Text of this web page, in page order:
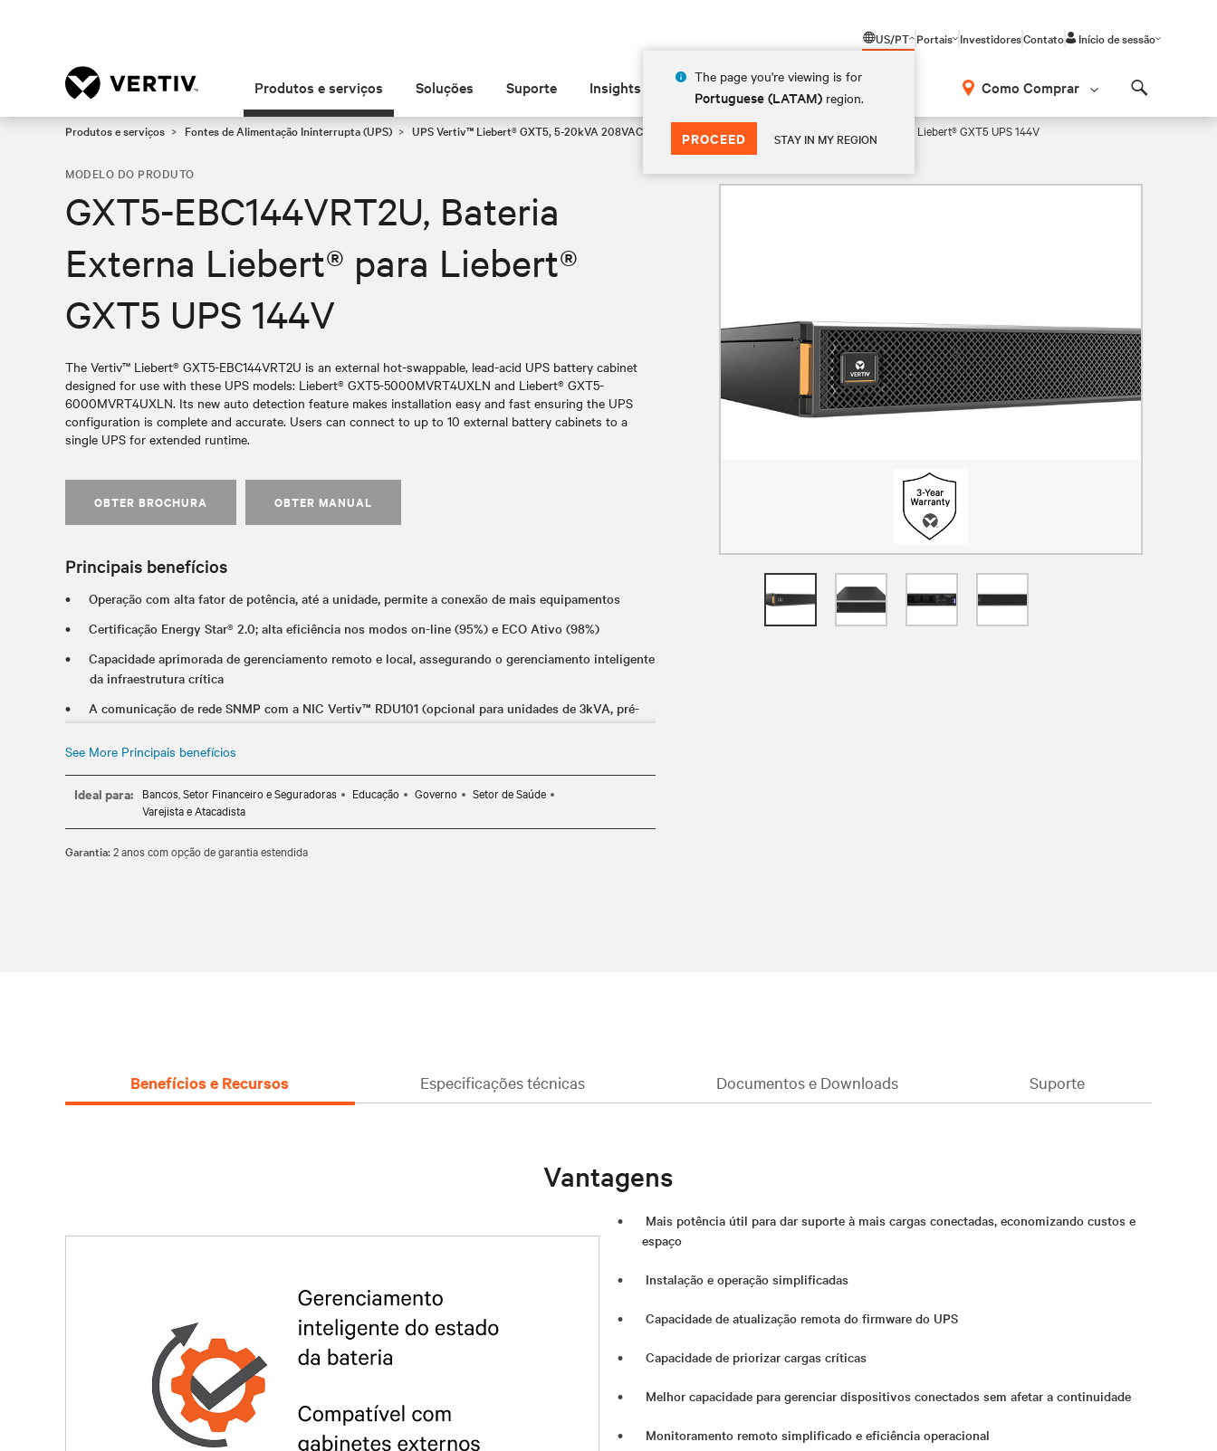
US/PT
The page you're viewing is for
Portuguese (LATAM) region.
PROCEED STAY IN MY REGION
Portais InvestidoresContato Início de sessão
Produtos e serviços Soluções Suporte Insights Sobre Como Comprar
Produtos e serviços Fontes de Alimentação Ininterrupta (UPS) UPS Vertiv™ Liebert® GXT5, 5-20kVA 208VAC GXT5-EBC144VRT2U, Bateria Externa Liebert® para Liebert® GXT5 UPS 144V
MODELO DO PRODUTO
GXT5-EBC144VRT2U, Bateria
Externa Liebert® para Liebert®
GXT5 UPS 144V
The Vertiv™ Liebert® GXT5-EBC144VRT2U is an external hot-swappable, lead-acid UPS battery cabinet
designed for use with these UPS models: Liebert® GXT5-5000MVRT4UXLN and Liebert® GXT5-
6000MVRT4UXLN. Its new auto detection feature makes installation easy and fast ensuring the UPS
configuration is complete and accurate. Users can connect to up to 10 external battery cabinets to a
single UPS for extended runtime.
OBTER BROCHURA OBTER MANUAL
Principais benefícios
Operação com alta fator de potência, até a unidade, permite a conexão de mais equipamentos
Certificação Energy Star® 2.0; alta eficiência nos modos on-line (95%) e ECO Ativo (98%)
Capacidade aprimorada de gerenciamento remoto e local, assegurando o gerenciamento inteligente
da infraestrutura crítica
A comunicação de rede SNMP com a NIC Vertiv™ RDU101 (opcional para unidades de 3kVA, pré-
Detecção automática dos gabinetes externos de bateria possibilitando a potência escalável
See More Principais benefícios
Ideal para: Bancos, Setor Financeiro e Seguradoras Educação Governo
Setor de Saúde
Varejista e Atacadista
Garantia:2 anos com opção de garantia estendida
Benefícios e Recursos Especificações técnicas Documentos e Downloads Suporte
Vantagens
Mais potência útil para dar suporte à mais cargas conectadas, economizando custos e
espaço
Instalação e operação simplificadas
Capacidade de atualização remota do firmware do UPS
Capacidade de priorizar cargas críticas
Melhor capacidade para gerenciar dispositivos conectados sem afetar a continuidade
Monitoramento remoto simplificado e eficiência operacional